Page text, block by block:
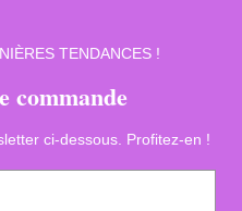
TENDANCES !
commande
ci-dessous. Profitez-en !